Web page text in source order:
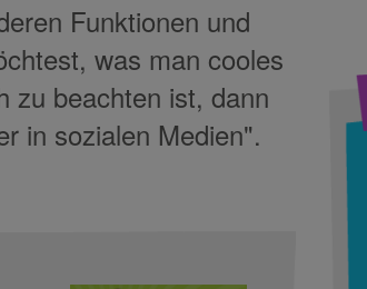
Funktionen und
was man cooles
zu beachten ist, dann
in sozialen Medien".